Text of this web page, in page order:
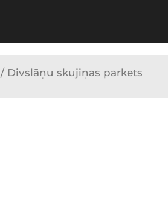
/ Divslāņu skujiņas parkets